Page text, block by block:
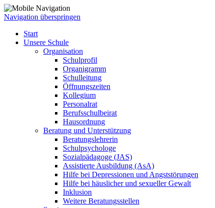
Navigation überspringen
Start
Unsere Schule
Organisation
Schulprofil
Organigramm
Schulleitung
Öffnungszeiten
Kollegium
Personalrat
Berufsschulbeirat
Hausordnung
Beratung und Unterstützung
Beratungslehrerin
Schulpsychologe
Sozialpädagoge (JAS)
Assistierte Ausbildung (AsA)
Hilfe bei Depressionen und Angststörungen
Hilfe bei häuslicher und sexueller Gewalt
Inklusion
Weitere Beratungsstellen